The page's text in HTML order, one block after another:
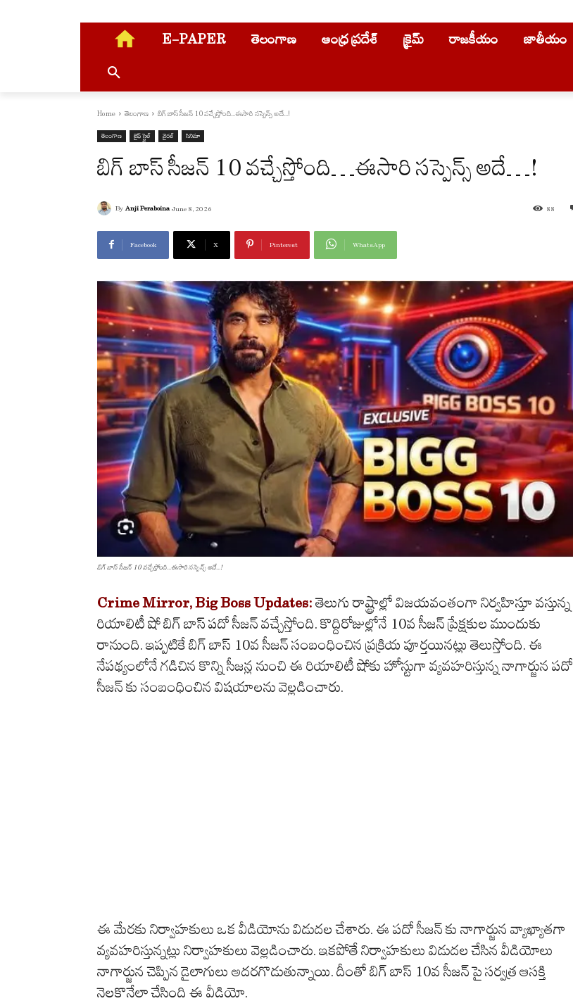
E-PAPER తెలంగాణ ఆంధ్ర ప్రదేశ్ క్రైమ్ రాజకీయం జాతీయం
Home తెలంగాణ బిగ్ బాస్ సీజన్ 10 వచ్చేస్తోంది...ఈసారి సస్పెన్స్ అదే...!
తెలంగాణ లైఫ్ స్టైల్ వైరల్ సినిమా
బిగ్ బాస్ సీజన్ 10 వచ్చేస్తోంది…ఈసారి సస్పెన్స్ అదే…!
By Anji Peraboina June 8, 2026 88
Facebook X Pinterest WhatsApp
బిగ్ బాస్ సీజన్ 10 వచ్చేస్తోంది...ఈసారి సస్పెన్స్ అదే...!
Crime Mirror, Big Boss Updates:తెలుగు రాష్ట్రాల్లో విజయవంతంగా నిర్వహిస్తూ వస్తున్న
రియాలిటీ షో బిగ్ బాస్ పదో సీజన్ వచ్చేస్తోంది. కొద్దిరోజుల్లోనే 10వ సీజన్ ప్రేక్షకుల ముందుకు
రానుంది. ఇప్పటికే బిగ్ బాస్ 10వ సీజన్ సంబంధించిన ప్రక్రియ పూర్తయినట్లు తెలుస్తోంది. ఈ
నేపథ్యంలోనే గడిచిన కొన్ని సీజన్ల నుంచి ఈ రియాలిటీ షోకు హోస్టుగా వ్యవహరిస్తున్న నాగార్జున పదో
సీజన్ కు సంబంధించిన విషయాలను వెల్లడించారు.
ఈ మేరకు నిర్వాహకులు ఒక వీడియోను విడుదల చేశారు. ఈ పదో సీజన్ కు నాగార్జున వ్యాఖ్యాతగా
వ్యవహరిస్తున్నట్లు నిర్వాహకులు వెల్లడించారు. ఇకపోతే నిర్వాహకులు విడుదల చేసిన వీడియోలు
నాగార్జున చెప్పిన డైలాగులు అదరగొడుతున్నాయి. దీంతో బిగ్ బాస్ 10వ సీజన్ పై సర్వత్ర ఆసక్తి
నెలకొనేలా చేసింది ఈ వీడియో.